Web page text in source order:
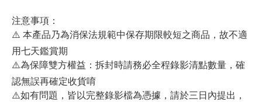
注意事項：
⚠️ 本產品乃為消保法規範中保存期限較短之商品，故不適
用七天鑑賞期
⚠️為保障雙方權益：拆封時請務必全程錄影清點數量，確
認無誤再確定收貨唷
⚠️如有問題，皆以完整錄影檔為憑據，請於三日內提出，